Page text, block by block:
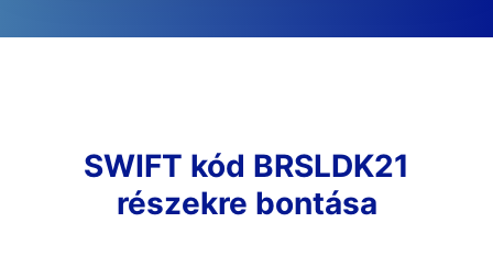
SWIFT kód BRSLDK21
részekre bontása